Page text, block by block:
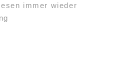
immer wieder